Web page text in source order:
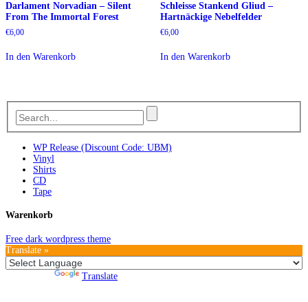
Darlament Norvadian – Silent
From The Immortal Forest
€6,00
In den Warenkorb
Schleisse Stankend Gliud –
Hartnäckige Nebelfelder
€6,00
In den Warenkorb
WP Release (Discount Code: UBM)
Vinyl
Shirts
CD
Tape
Warenkorb
Free dark wordpress theme
Translate »
Translate